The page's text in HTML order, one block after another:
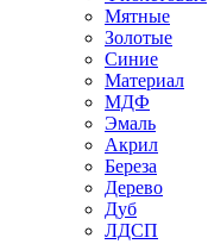
Мятные
Золотые
Синие
Материал
МДФ
Эмаль
Акрил
Береза
Дерево
Дуб
ЛДСП